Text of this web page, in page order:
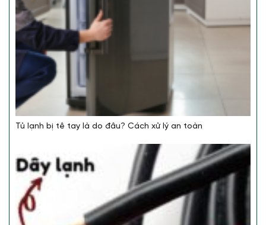
Tủ lạnh bị tê tay là do đâu? Cách xử lý an toàn